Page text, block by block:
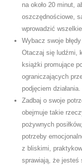
na około 20 minut,
oszczędnościowe,
wprowadzić
Wybacz swoje
Otaczaj się ludźmi,
książki promujące
ograniczających
podjęciem działania.
Zadbaj o swoje
obejmuje takie
pożywnych
potrzeby
z bliskimi,
sprawiają, że jesteś